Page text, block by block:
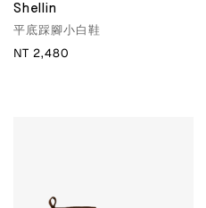
Shellin
平底踩腳小白鞋
NT 2,480